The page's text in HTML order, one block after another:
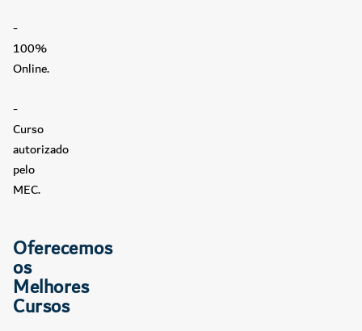
-
100%
Online.
-
Curso
autorizado
pelo
MEC.
Oferecemos
os
Melhores
Cursos